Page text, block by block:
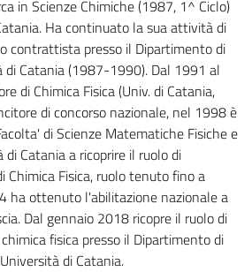
in Scienze Chimiche (1987, 1^ Ciclo)
Ha continuato la sua attività di
contrattista presso il Dipartimento di
di Catania (1987-1990). Dal 1991 al
di Chimica Fisica (Univ. di Catania,
di concorso nazionale, nel 1998 è
di Scienze Matematiche Fisiche e
Catania a ricoprire il ruolo di
Chimica Fisica, ruolo tenuto fino a
ha ottenuto l'abilitazione nazionale a
Dal gennaio 2018 ricopre il ruolo di
fisica presso il Dipartimento di
di Catania.